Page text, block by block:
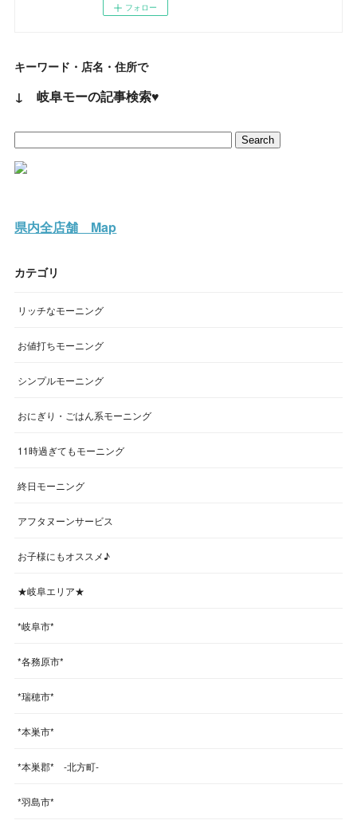
フォロー
キーワード・店名・住所で
↓ 岐阜モーの記事検索♥
県内全店舗 Map
カテゴリ
リッチなモーニング
お値打ちモーニング
シンプルモーニング
おにぎり・ごはん系モーニング
11時過ぎてもモーニング
終日モーニング
アフタヌーンサービス
お子様にもオススメ♪
★岐阜エリア★
*岐阜市*
*各務原市*
*瑞穂市*
*本巣市*
*本巣郡* -北方町-
*羽島市*